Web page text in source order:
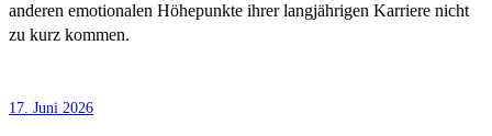
anderen emotionalen Höhepunkte ihrer langjährigen Karriere nicht
zu kurz kommen.
17. Juni 2026